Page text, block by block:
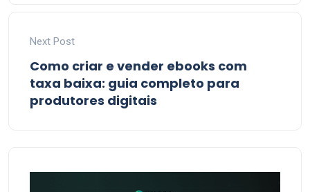
Next Post
Como criar e vender ebooks com
taxa baixa: guia completo para
produtores digitais